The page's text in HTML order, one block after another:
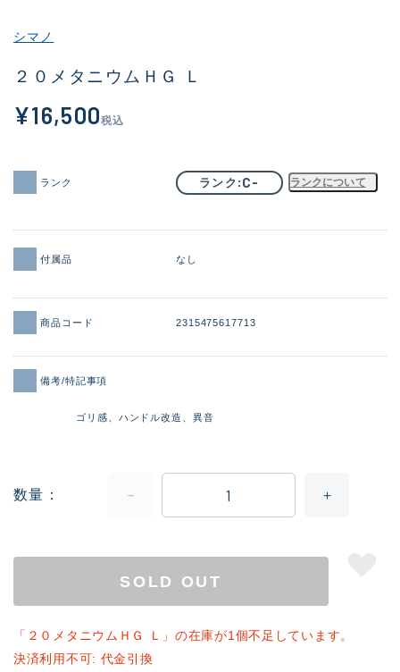
新商品(1975)
価格
シマノ
２０メタニウムＨＧ Ｌ
¥16,500税込
ランク ランク C- ランクについて
付属品 なし
商品コード 2315475617713
備考/特記事項
ゴリ感、ハンドル改造、異音
数量
SOLD OUT
「２０メタニウムＨＧ Ｌ」の在庫が1個不足しています。
決済利用不可: 代金引換